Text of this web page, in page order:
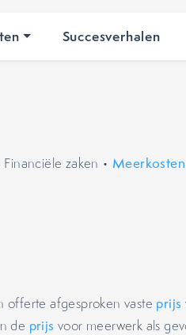
Succesverhalen
Financiële zaken • Meerkosten
offerte afgesproken vaste prijs
de prijs voor meerwerk als